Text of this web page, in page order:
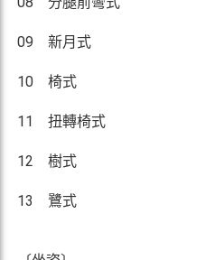
09 新月式
10 椅式
11 扭轉椅式
12 樹式
13 鷺式